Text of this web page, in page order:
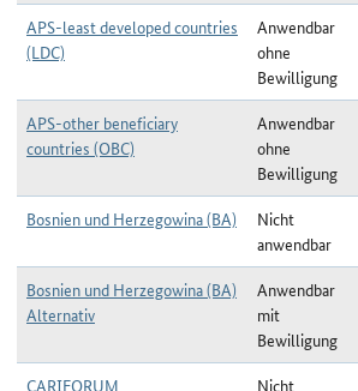
APS-least developed countries
(LDC)
Anwendbar
ohne
Bewilligung
APS-other beneficiary
countries (OBC)
Anwendbar
ohne
Bewilligung
Bosnien und Herzegowina (BA)
Nicht
anwendbar
Bosnien und Herzegowina (BA)
Alternativ
Anwendbar
mit
Bewilligung
CARIFORUM
Nicht